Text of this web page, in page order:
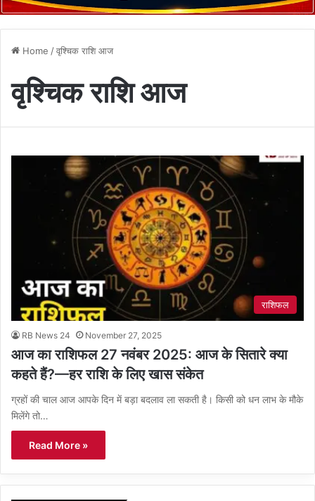
Home /वृश्चिक राशि आज
वृश्चिक राशि आज
राशिफल
RB News 24 November 27, 2025
आज का राशिफल 27 नवंबर 2025: आज के सितारे क्या
कहते हैं?—हर राशि के लिए खास संकेत
ग्रहों की चाल आज आपके दिन में बड़ा बदलाव ला सकती है। किसी को धन लाभ के मौके
मिलेंगे तो…
Read More »